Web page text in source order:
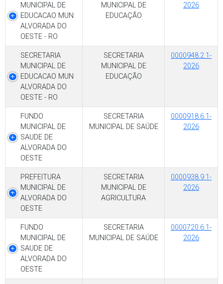
MUNICIPAL DE
EDUCACAO MUN
ALVORADA DO
OESTE - RO
MUNICIPAL DE
EDUCAÇÃO
2026
SECRETARIA
MUNICIPAL DE
EDUCACAO MUN
ALVORADA DO
OESTE - RO
SECRETARIA
MUNICIPAL DE
EDUCAÇÃO
0000948.2.1-
2026
FUNDO
MUNICIPAL DE
SAUDE DE
ALVORADA DO
OESTE
SECRETARIA
MUNICIPAL DE SAÚDE
0000918.6.1-
2026
PREFEITURA
MUNICIPAL DE
ALVORADA DO
OESTE
SECRETARIA
MUNICIPAL DE
AGRICULTURA
0000938.9.1-
2026
FUNDO
MUNICIPAL DE
SAUDE DE
ALVORADA DO
OESTE
SECRETARIA
MUNICIPAL DE SAÚDE
0000720.6.1-
2026